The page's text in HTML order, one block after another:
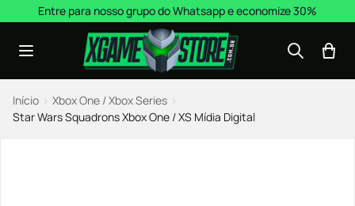
Pular para o conteúdo
Entre para nosso grupo do Whatsapp e economize 30%
Início › Xbox One / Xbox Series ›
Star Wars Squadrons Xbox One / XS Mídia Digital